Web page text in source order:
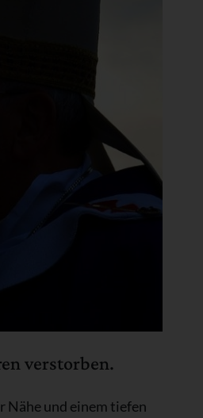
verstorben.
Nähe und einem tiefen